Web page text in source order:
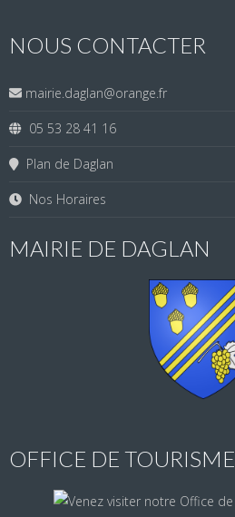
NOUS CONTACTER
mairie.daglan@orange.fr
05 53 28 41 16
Plan de Daglan
Nos Horaires
MAIRIE DE DAGLAN
OFFICE DE TOURISME